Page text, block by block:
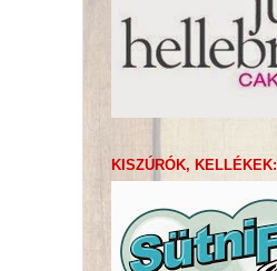
KISZÚRÓK, KELLÉKEK: